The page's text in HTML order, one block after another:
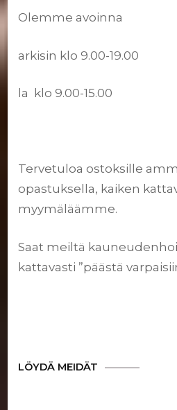
Olemme avoinna
arkisin klo 9.00-19.00
la klo 9.00-15.00
Tervetuloa ostoksille
opastuksella, kaiken
myymäläämme.
Saat meiltä
kattavasti ”päästä
LÖYDÄ MEIDÄT